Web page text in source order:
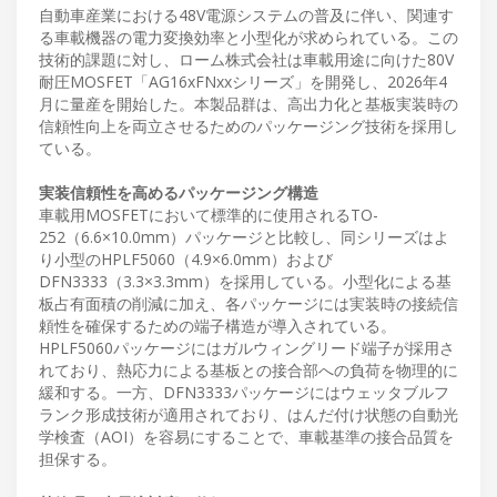
自動車産業における48V電源システムの普及に伴い、関連す
る車載機器の電力変換効率と小型化が求められている。この
技術的課題に対し、ローム株式会社は車載用途に向けた80V
耐圧MOSFET「AG16xFNxxシリーズ」を開発し、2026年4
月に量産を開始した。本製品群は、高出力化と基板実装時の
信頼性向上を両立させるためのパッケージング技術を採用し
ている。
実装信頼性を高めるパッケージング構造
車載用MOSFETにおいて標準的に使用されるTO-
252（6.6×10.0mm）パッケージと比較し、同シリーズはよ
り小型のHPLF5060（4.9×6.0mm）および
DFN3333（3.3×3.3mm）を採用している。小型化による基
板占有面積の削減に加え、各パッケージには実装時の接続信
頼性を確保するための端子構造が導入されている。
HPLF5060パッケージにはガルウィングリード端子が採用さ
れており、熱応力による基板との接合部への負荷を物理的に
緩和する。一方、DFN3333パッケージにはウェッタブルフ
ランク形成技術が適用されており、はんだ付け状態の自動光
学検査（AOI）を容易にすることで、車載基準の接合品質を
担保する。